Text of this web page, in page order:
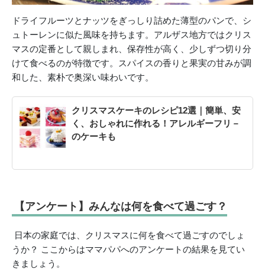
ドライフルーツとナッツをぎっしり詰めた薄型のパンで、シ
ュトーレンに似た風味を持ちます。アルザス地方ではクリス
マスの定番として親しまれ、保存性が高く、少しずつ切り分
けて食べるのが特徴です。スパイスの香りと果実の甘みが調
和した、素朴で奥深い味わいです。
クリスマスケーキのレシピ12選｜簡単、安
く、おしゃれに作れる！アレルギーフリ－
のケーキも
【アンケート】みんなは何を食べて過ごす？
日本の家庭では、クリスマスに何を食べて過ごすのでしょ
うか？ ここからはママパパへのアンケートの結果を見てい
きましょう。